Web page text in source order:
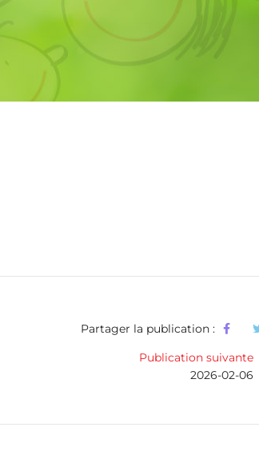
Partager la publication :
Publication suivante
2026-02-06